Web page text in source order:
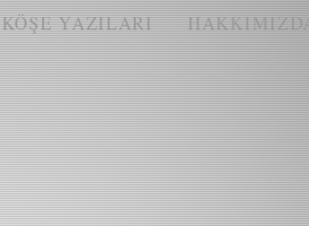
KÖŞE YAZILARI